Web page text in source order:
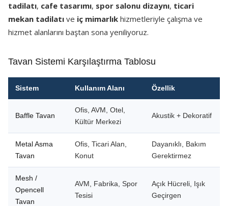
tadilatı, cafe tasarımı, spor salonu dizaynı, ticari
mekan tadilatı ve iç mimarlık hizmetleriyle çalışma ve
hizmet alanlarını baştan sona yeniliyoruz.
Tavan Sistemi Karşılaştırma Tablosu
Sistem Kullanım Alanı Özellik
Baffle Tavan
Ofis, AVM, Otel,
Kültür Merkezi
Akustik + Dekoratif
Metal Asma
Tavan
Ofis, Ticari Alan,
Konut
Dayanıklı, Bakım
Gerektirmez
Mesh /
Opencell
Tavan
AVM, Fabrika, Spor
Tesisi
Açık Hücreli, Işık
Geçirgen